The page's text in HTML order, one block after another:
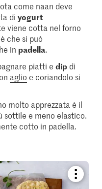
come naan deve
diyogurt
viene cotta nel forno
che si può
in padella.
piatti edip di
aglio e coriandolo si
molto apprezzata è il
sottile e meno elastico.
cotto in padella.
recipe